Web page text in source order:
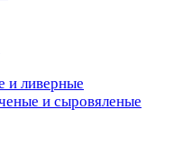
и ливерные
и сыровяленые